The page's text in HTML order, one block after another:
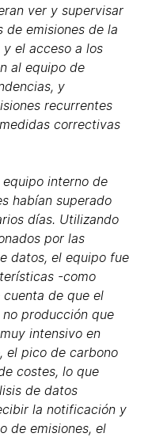
ver y supervisar
de emisiones de la
el acceso a los
al equipo de
y
recurrentes
correctivas
interno de
habían superado
días. Utilizando
por las
datos, el equipo fue
-como
de que el
producción que
intensivo en
el pico de carbono
costes, lo que
de datos
la notificación y
de emisiones, el